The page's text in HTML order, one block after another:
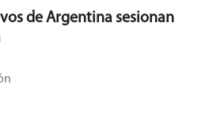
de Argentina sesionan